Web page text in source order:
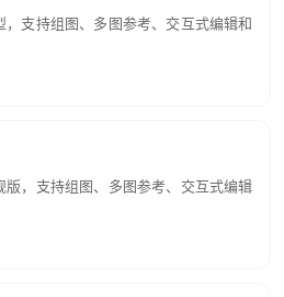
支持组图、多图参考、交互式编辑和
，支持组图、多图参考、交互式编辑